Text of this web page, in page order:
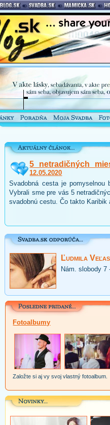
5 netradičných
12.05.2020
Svadobná cesta je pomyselnou
Vybrali sme pre vás 5
svadobnú cestu. Čo takto Karibik
Ľudmila
Nám. slobody 7
Fotoalbumy
Založte si aj vy svoj vlastný fotoalbum.